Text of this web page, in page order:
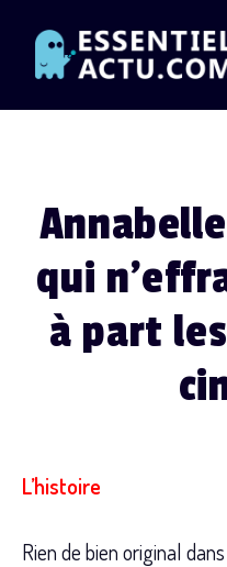
content
qui
à part
L’histoire
Rien de bien original